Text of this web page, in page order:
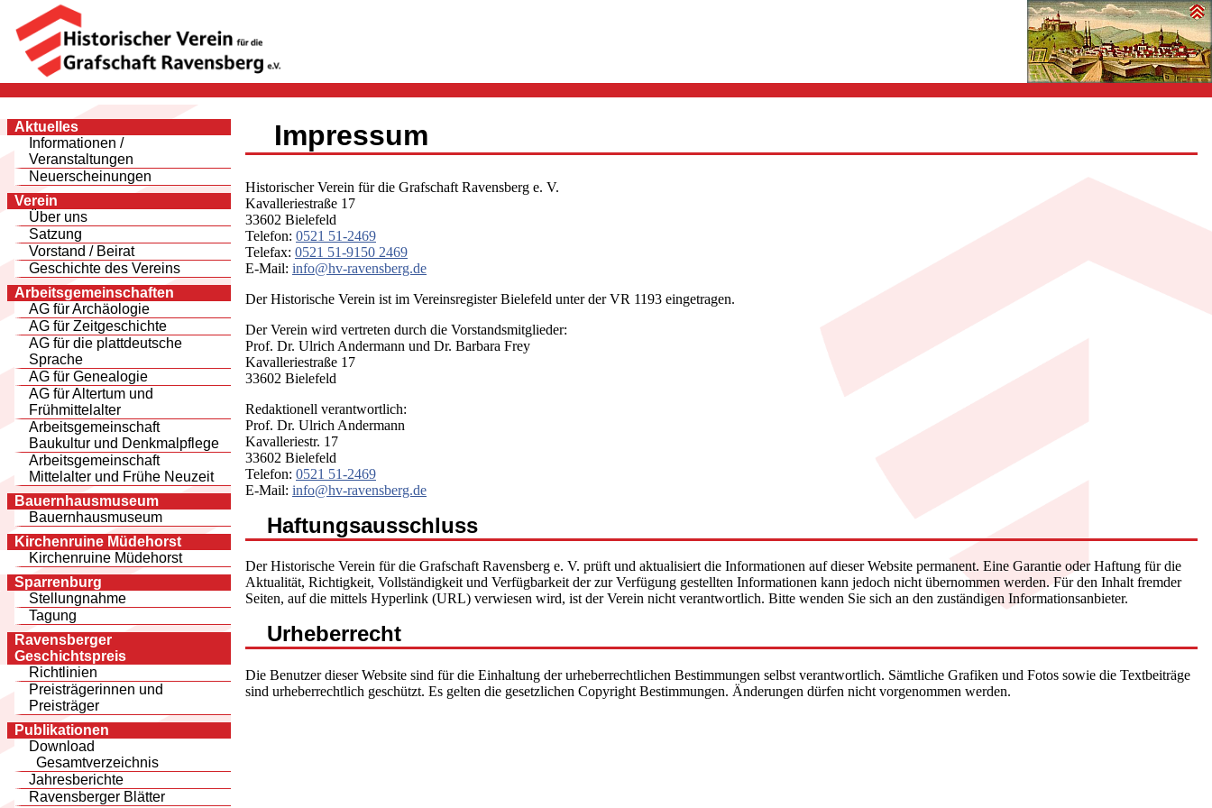
Aktuelles
Informationen /
Veranstaltungen
Neuerscheinungen
Verein
Über uns
Satzung
Vorstand / Beirat
Geschichte des Vereins
Arbeitsgemeinschaften
AG für Archäologie
AG für Zeitgeschichte
AG für die plattdeutsche
Sprache
AG für Genealogie
AG für Altertum und
Frühmittelalter
Arbeitsgemeinschaft
Baukultur und Denkmalpflege
Arbeitsgemeinschaft
Mittelalter und Frühe Neuzeit
Bauernhausmuseum
Bauernhausmuseum
Kirchenruine Müdehorst
Kirchenruine Müdehorst
Sparrenburg
Stellungnahme
Tagung
Ravensberger
Geschichtspreis
Richtlinien
Preisträgerinnen und
Preisträger
Publikationen
Download
Gesamtverzeichnis
Jahresberichte
Ravensberger Blätter
Impressum
Historischer Verein für die Grafschaft Ravensberg e. V.
Kavalleriestraße 17
33602 Bielefeld
Telefon: 0521 51-2469
Telefax: 0521 51-9150 2469
E-Mail: info@hv-ravensberg.de
Der Historische Verein ist im Vereinsregister Bielefeld unter der VR 1193 eingetragen.
Der Verein wird vertreten durch die Vorstandsmitglieder:
Prof. Dr. Ulrich Andermann und Dr. Barbara Frey
Kavalleriestraße 17
33602 Bielefeld
Redaktionell verantwortlich:
Prof. Dr. Ulrich Andermann
Kavalleriestr. 17
33602 Bielefeld
Telefon: 0521 51-2469
E-Mail: info@hv-ravensberg.de
Haftungsausschluss
Der Historische Verein für die Grafschaft Ravensberg e. V. prüft und aktualisiert die Informationen auf dieser Website permanent. Eine Garantie oder Haftung für die
Aktualität, Richtigkeit, Vollständigkeit und Verfügbarkeit der zur Verfügung gestellten Informationen kann jedoch nicht übernommen werden. Für den Inhalt fremder
Seiten, auf die mittels Hyperlink (URL) verwiesen wird, ist der Verein nicht verantwortlich. Bitte wenden Sie sich an den zuständigen Informationsanbieter.
Urheberrecht
Die Benutzer dieser Website sind für die Einhaltung der urheberrechtlichen Bestimmungen selbst verantwortlich. Sämtliche Grafiken und Fotos sowie die Textbeiträge
sind urheberrechtlich geschützt. Es gelten die gesetzlichen Copyright Bestimmungen. Änderungen dürfen nicht vorgenommen werden.